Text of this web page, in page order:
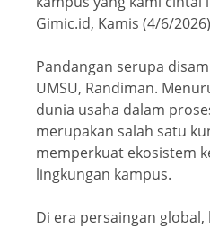
Gimic.id, Kamis (4/6/
Pandangan serupa
UMSU, Randiman.
dunia usaha dalam
merupakan salah satu
memperkuat ekosistem
lingkungan kampus.
Di era persaingan